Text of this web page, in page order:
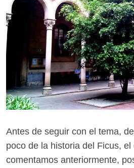
Antes de seguir con el tema,
poco de la historia del Ficus,
comentamos anteriormente,